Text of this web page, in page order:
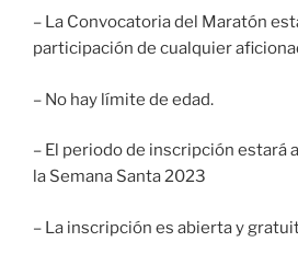
– La Convocatoria del Maratón
participación de cualquier
– No hay límite de edad.
– El periodo de inscripción estará
la Semana Santa 2023
– La inscripción es abierta y